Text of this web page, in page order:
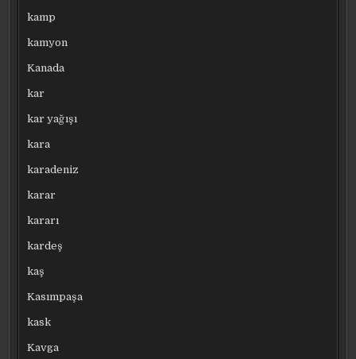
kamp
kamyon
Kanada
kar
kar yağışı
kara
karadeniz
karar
kararı
kardeş
kaş
Kasımpaşa
kask
Kavga